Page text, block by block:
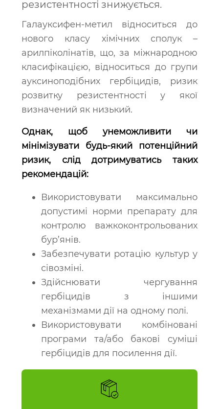
резистентності знижується.
Галауксифен-метил відноситься до
нового класу хімічних сполук –
арилпіколінатів, що, за міжнародною
класифікацією, відноситься до групи
ауксиноподібних гербіцидів, ризик
розвитку резистентності у якої
визначений як низький.
Однак, щоб унеможливити чи
мінімізувати будь-який потенційний
ризик, слід дотримуватись таких
рекомендацій:
Використовувати максимально
допустимі норми препарату для
контролю важкоконтрольованих
бур’янів.
Забезпечувати ротацію культур у
сівозміні.
Здійснювати чергування
гербіцидів з іншими
механізмами дії на одному полі.
Використовувати комбіновані
програми та/або бакові суміші
гербіцидів для посилення дії.